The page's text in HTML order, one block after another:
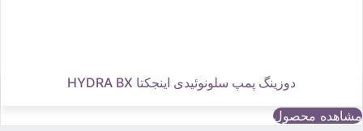
دوزینگ پمپ سلونوئیدی اینجکتا HYDRA BX
مشاهده محصول